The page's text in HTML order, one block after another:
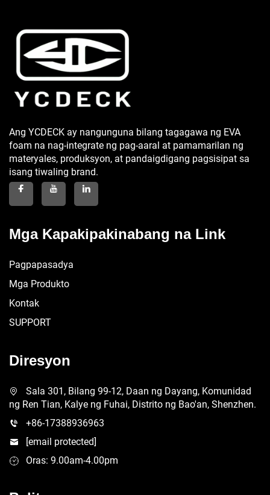
Ang YCDECK ay nangunguna bilang tagagawa ng EVA
foam na nag-integrate ng pag-aaral at pamamarilan ng
materyales, produksyon, at pandaigdigang pagsisipat sa
isang tiwaling brand.
Mga Kapakipakinabang na Link
Pagpapasadya
Mga Produkto
Kontak
SUPPORT
Diresyon
Sala 301, Bilang 99-12, Daan ng Dayang, Komunidad
ng Ren Tian, Kalye ng Fuhai, Distrito ng Bao'an, Shenzhen.
+86-17388936963
[email protected]
Oras: 9.00am-4.00pm